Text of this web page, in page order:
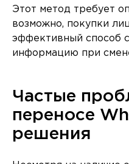
Этот метод требует
возможно, покупки
эффективный способ
информацию при
Частые
переносе
решения